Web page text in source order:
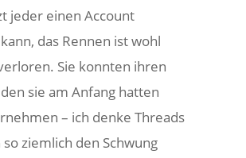
jeder einen Account
das Rennen ist wohl
Sie konnten ihren
sie am Anfang hatten
– ich denke Threads
ziemlich den Schwung